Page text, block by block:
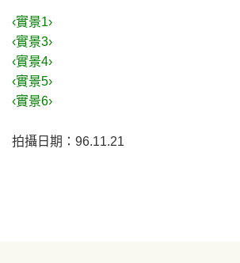
‹實景1›
‹實景3›
‹實景4›
‹實景5›
‹實景6›
拍攝日期：96.11.21